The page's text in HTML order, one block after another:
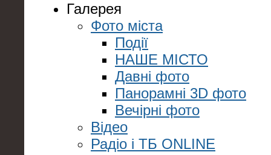
Галерея
Фото міста
Події
НАШЕ МІСТО
Давні фото
Панорамні 3D фото
Вечірні фото
Відео
Радіо і ТБ ONLINE